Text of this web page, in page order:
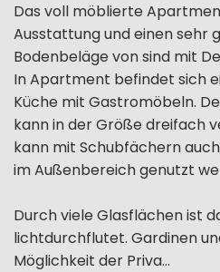
Das voll möblierte
Ausstattung und einen sehr
Bodenbeläge von sind mit
In Apartment befindet sich
Küche mit Gastromöbeln.
kann in der Größe dreifach
kann mit Schubfächern
im Außenbereich genutzt
Durch viele Glasflächen ist
lichtdurchflutet. Gardinen
Möglichkeit der Priva...